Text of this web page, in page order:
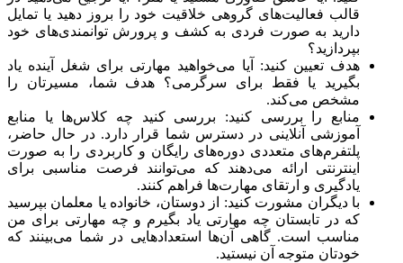
قالب فعالیت‌های گروهی خلاقیت خود را بروز دهید یا تمایل
دارید به صورت فردی به کشف و پرورش توانمندی‌های خود
بپردازید؟
هدف تعیین کنید: آیا می‌خواهید مهارتی برای شغل آینده یاد
بگیرید یا فقط برای سرگرمی؟ هدف شما، مسیرتان را
مشخص می‌کند.
منابع را بررسی کنید: بررسی کنید چه کلاس‌ها یا منابع
آموزشی آنلاینی در دسترس شما قرار دارد. در حال حاضر،
پلتفرم‌های متعددی دوره‌های رایگان و کاربردی را به صورت
اینترنتی ارائه می‌دهند که می‌توانند فرصت مناسبی برای
یادگیری و ارتقای مهارت‌ها فراهم کنند.
با دیگران مشورت کنید: از دوستان، خانواده یا معلمان بپرسید
که در تابستان چه مهارتی یاد بگیرم و چه مهارتی برای من
مناسب است. گاهی آن‌ها استعدادهایی در شما می‌بینند که
خودتان متوجه آن نیستید.